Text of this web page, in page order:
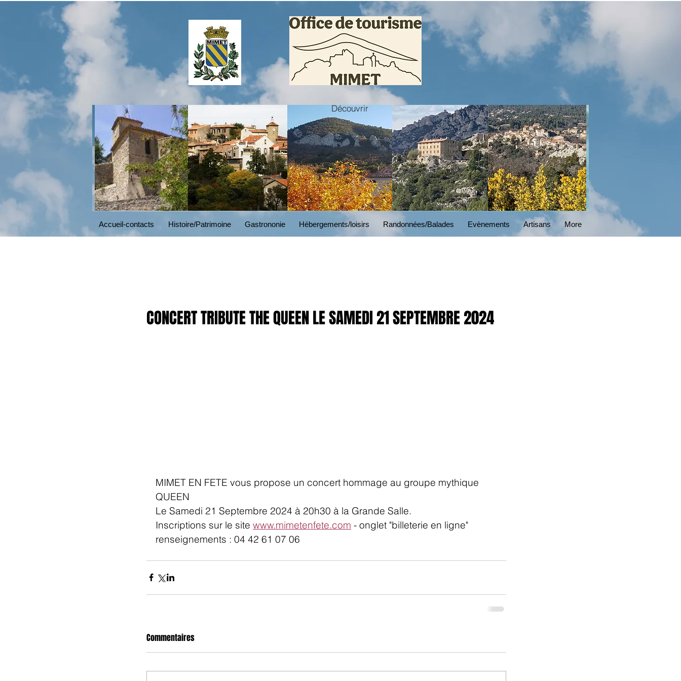
Read More
BRANDING
Read More
Découvrir
DESIGN
Read More
Accueil-contacts Histoire/Patrimoine Gastrononie Hébergements/loisirs Randonnées/Balades Evènements Artisans More
CONCERT TRIBUTE THE QUEEN LE SAMEDI 21 SEPTEMBRE 2024
MIMET EN FETE vous propose un concert hommage au groupe mythique
QUEEN
Le Samedi 21 Septembre 2024 à 20h30 à la Grande Salle.
Inscriptions sur le site www.mimetenfete.com - onglet "billeterie en ligne"
renseignements : 04 42 61 07 06
Commentaires